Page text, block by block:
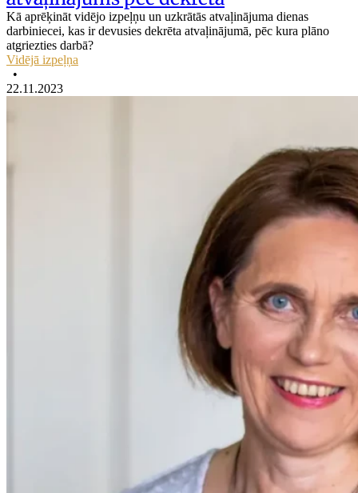
Kā aprēķināt vidējo izpeļņu un uzkrātās atvaļinājuma dienas
darbiniecei, kas ir devusies dekrēta atvaļinājumā, pēc kura plāno
atgriezties darbā?
Vidējā izpeļņa
•
22.11.2023